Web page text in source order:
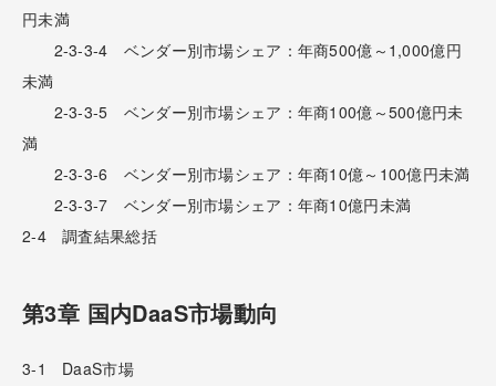
円未満
2-3-3-4 ベンダー別市場シェア：年商500億～1,000億円
未満
2-3-3-5 ベンダー別市場シェア：年商100億～500億円未
満
2-3-3-6 ベンダー別市場シェア：年商10億～100億円未満
2-3-3-7 ベンダー別市場シェア：年商10億円未満
2-4 調査結果総括
第3章 国内DaaS市場動向
3-1 DaaS市場